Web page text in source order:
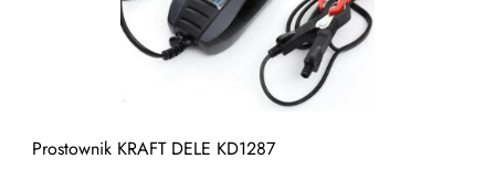
Prostownik KRAFT DELE KD1287